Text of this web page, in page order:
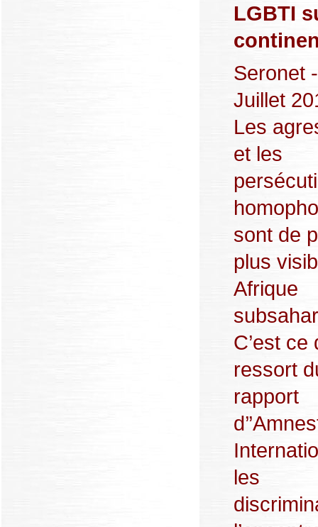
LGBTI
Seronet
Juillet
Les
et les
sont de
plus
Afrique
C’est ce
ressort
rapport
les